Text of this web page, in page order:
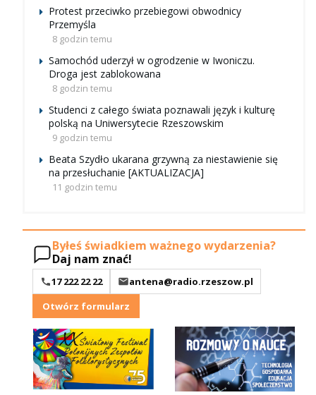
Protest przeciwko przebiegowi obwodnicy
Przemyśla
8 godzin temu
Samochód uderzył w ogrodzenie w Iwoniczu.
Droga jest zablokowana
8 godzin temu
Studenci z całego świata poznawali język i kulturę
polską na Uniwersytecie Rzeszowskim
9 godzin temu
Beata Szydło ukarana grzywną za niestawienie się
na przesłuchanie [AKTUALIZACJA]
11 godzin temu
Byłeś świadkiem ważnego wydarzenia?
Daj nam znać!
17 222 22 22
antena@radio.rzeszow.pl
Otwórz formularz